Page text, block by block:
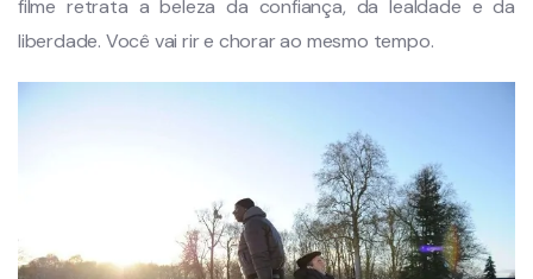
filme retrata a beleza da confiança, da lealdade e da
liberdade. Você vai rir e chorar ao mesmo tempo.